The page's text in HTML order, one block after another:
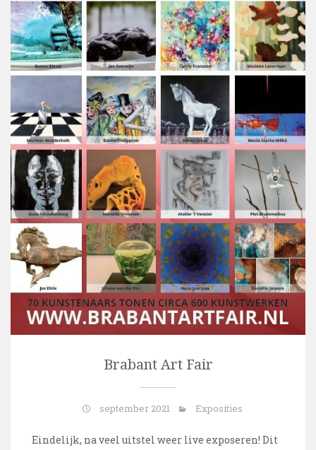
Brabant Art Fair
september 2021 Exposities
Eindelijk, na veel uitstel weer live exposeren! Dit